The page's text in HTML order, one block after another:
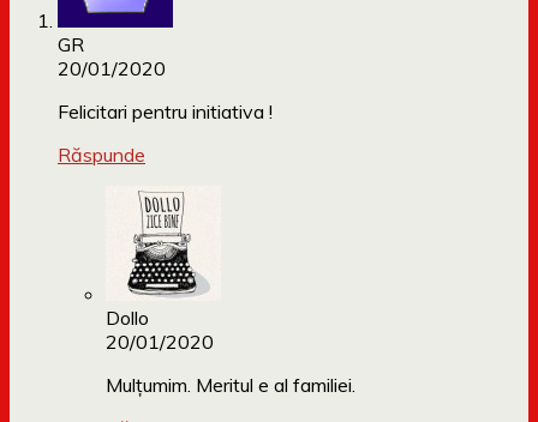
GR
20/01/2020
Felicitari pentru initiativa !
Răspunde
Dollo
20/01/2020
Mulțumim. Meritul e al familiei.